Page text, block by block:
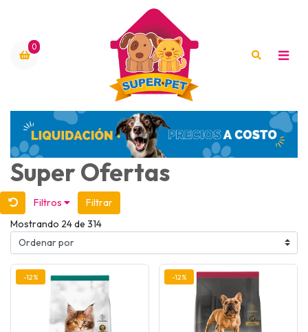
0
Super Ofertas
Filtros
Filtrar
Mostrando 24 de 314
-12% -12%